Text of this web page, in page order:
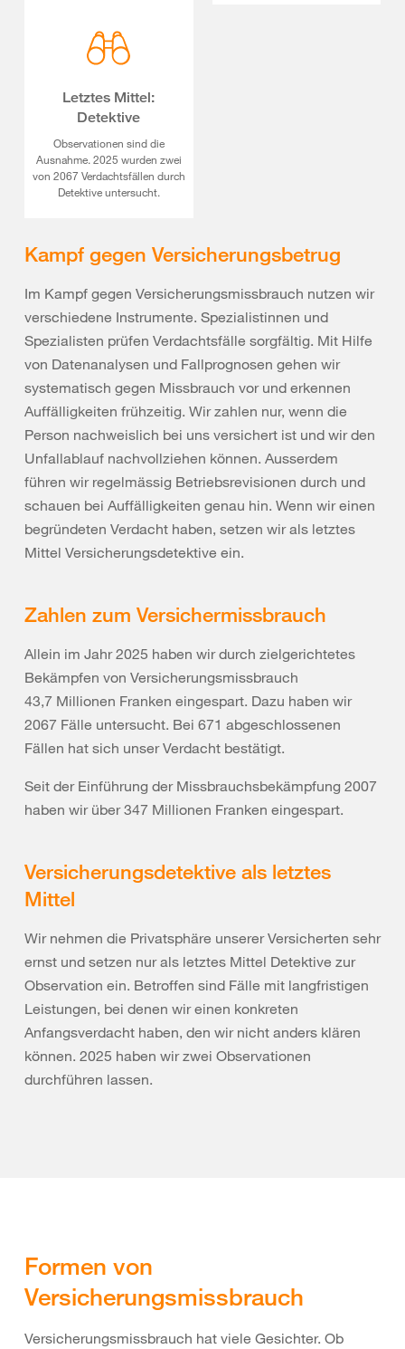
Letztes Mittel:
Detektive
Observationen sind die
Ausnahme. 2025 wurden zwei
von 2067 Verdachtsfällen durch
Detektive untersucht.
Kampf gegen Versicherungsbetrug
Im Kampf gegen Versicherungsmissbrauch nutzen wir
verschiedene Instrumente. Spezialistinnen und
Spezialisten prüfen Verdachtsfälle sorgfältig. Mit Hilfe
von Datenanalysen und Fallprognosen gehen wir
systematisch gegen Missbrauch vor und erkennen
Auffälligkeiten frühzeitig. Wir zahlen nur, wenn die
Person nachweislich bei uns versichert ist und wir den
Unfallablauf nachvollziehen können. Ausserdem
führen wir regelmässig Betriebsrevisionen durch und
schauen bei Auffälligkeiten genau hin. Wenn wir einen
begründeten Verdacht haben, setzen wir als letztes
Mittel Versicherungsdetektive ein.
Zahlen zum Versichermissbrauch
Allein im Jahr 2025 haben wir durch zielgerichtetes
Bekämpfen von Versicherungsmissbrauch
43,7 Millionen Franken eingespart. Dazu haben wir
2067 Fälle untersucht. Bei 671 abgeschlossenen
Fällen hat sich unser Verdacht bestätigt.
Seit der Einführung der Missbrauchsbekämpfung 2007
haben wir über 347 Millionen Franken eingespart.
Versicherungsdetektive als letztes
Mittel
Wir nehmen die Privatsphäre unserer Versicherten sehr
ernst und setzen nur als letztes Mittel Detektive zur
Observation ein. Betroffen sind Fälle mit langfristigen
Leistungen, bei denen wir einen konkreten
Anfangsverdacht haben, den wir nicht anders klären
können. 2025 haben wir zwei Observationen
durchführen lassen.
Formen von
Versicherungsmissbrauch
Versicherungsmissbrauch hat viele Gesichter. Ob